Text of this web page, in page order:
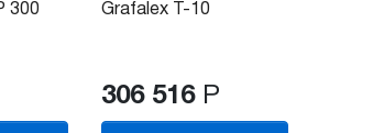
300 Grafalex T-10
306 516 Р